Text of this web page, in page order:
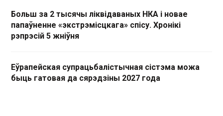
Больш за 2 тысячы ліквідаваных НКА і новае
папаўненне «экстрэмісцкага» спісу. Хронікі
рэпрэсій 5 жніўня
Еўрапейская супрацьбалістычная сістэма можа
быць гатовая да сярэдзіны 2027 года